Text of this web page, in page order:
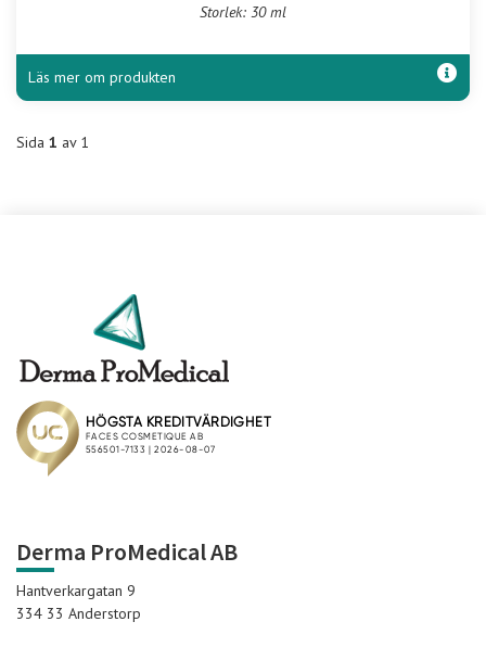
Storlek: 30 ml
Läs mer om produkten
Sida 1 av 1
Derma ProMedical AB
Hantverkargatan 9
334 33 Anderstorp